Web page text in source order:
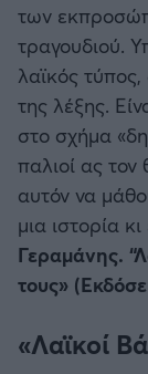
των
τραγουδιού.
λαϊκός
της λέξης.
στο σχήμα
παλιοί ας τον
αυτόν να
μια ιστορία
Γεραμάνης.
τους»
«Λαϊκοί